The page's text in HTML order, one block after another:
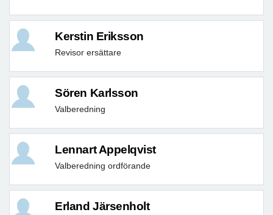
Kerstin Eriksson
Revisor ersättare
Sören Karlsson
Valberedning
Lennart Appelqvist
Valberedning ordförande
Erland Järsenholt